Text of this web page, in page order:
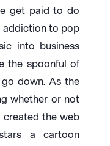
get paid to do
addiction to pop
into business
the spoonful of
down. As the
whether or not
created the web
a cartoon